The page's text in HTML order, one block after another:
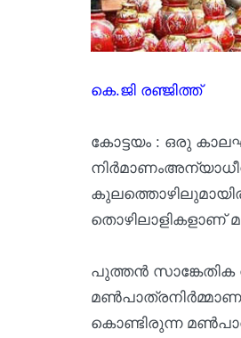
കെ.ജി രഞ്ജിത്ത്
കോട്ടയം : ഒരു
തൊഴിലാളികളാണ്
പുത്തൻ
കൊണ്ടിരുന്ന